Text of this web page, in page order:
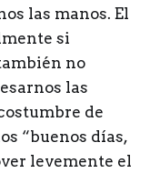
las manos. El
si
no
las
de
“buenos días,
levemente el